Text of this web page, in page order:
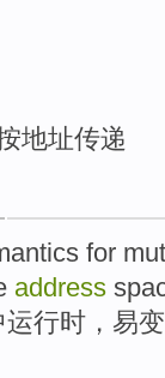
地址传递
for
address
运行时 ，易